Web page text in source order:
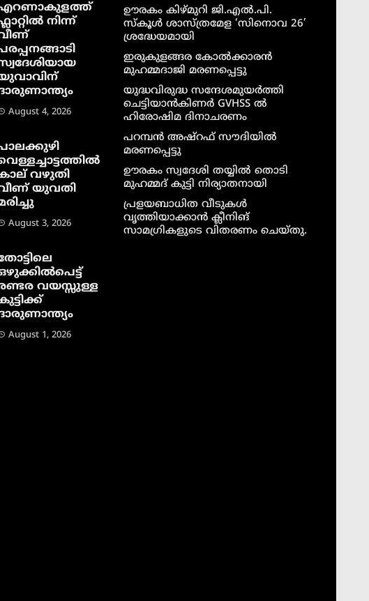
നിന്ന്
August 4, 2026
വഴുതി
യുവതി
August 3, 2026
വയസ്സുള്ള
August 1, 2026
ഊരകം കിഴ്മുറി ജി.എൽ.പി.
സ്കൂൾ ശാസ്ത്രമേള ‘സിനൊവ 26’
ശ്രദ്ധേയമായി
ഇരുകുളങ്ങര കോൽക്കാരൻ
മുഹമ്മദാജി മരണപ്പെട്ടു
യുദ്ധവിരുദ്ധ സന്ദേശമുയർത്തി
ചെട്ടിയാൻകിണർ GVHSS ൽ
ഹിരോഷിമ ദിനാചരണം
പറമ്പൻ അഷ്‌റഫ് സൗദിയിൽ
മരണപ്പെട്ടു
ഊരകം സ്വദേശി തയ്യിൽ തൊടി
മുഹമ്മദ് കുട്ടി നിര്യാതനായി
പ്രളയബാധിത വീടുകൾ
വൃത്തിയാക്കാൻ ക്ലീനിങ്
സാമഗ്രികളുടെ വിതരണം ചെയ്തു.